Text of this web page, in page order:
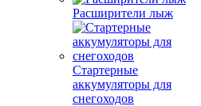
Расширители лыж
Стартерные
аккумуляторы для
снегоходов